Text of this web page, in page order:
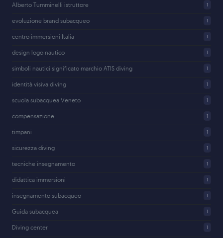
Alberto Tumminelli istruttore 1
evoluzione brand subacqueo 1
centro immersioni Italia 1
design logo nautico 1
simboli nautici significato marchio ATIS diving 1
identità visiva diving 1
scuola subacquea Veneto 1
compensazione 1
timpani 1
sicurezza diving 1
tecniche insegnamento 1
didattica immersioni 1
insegnamento subacqueo 1
Guida subacquea 1
Diving center 1